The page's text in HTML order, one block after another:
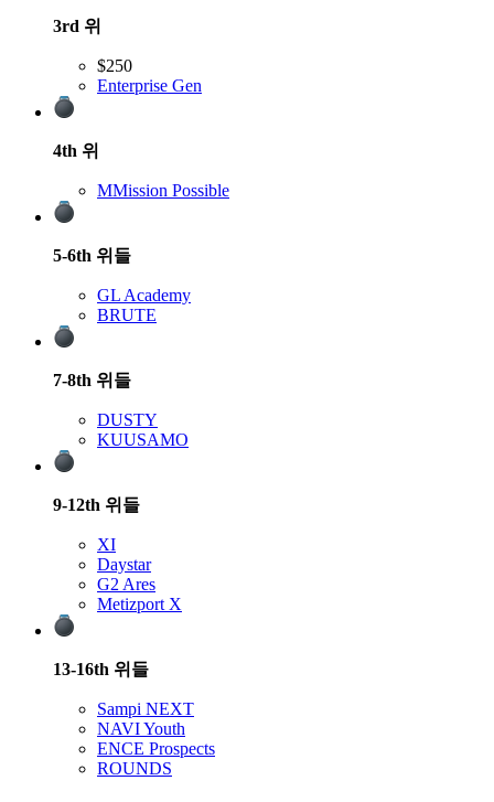
3rd 위
$250
Enterprise Gen
4th 위
MMission Possible
5-6th 위들
GL Academy
BRUTE
7-8th 위들
DUSTY
KUUSAMO
9-12th 위들
XI
Daystar
G2 Ares
Metizport X
13-16th 위들
Sampi NEXT
NAVI Youth
ENCE Prospects
ROUNDS